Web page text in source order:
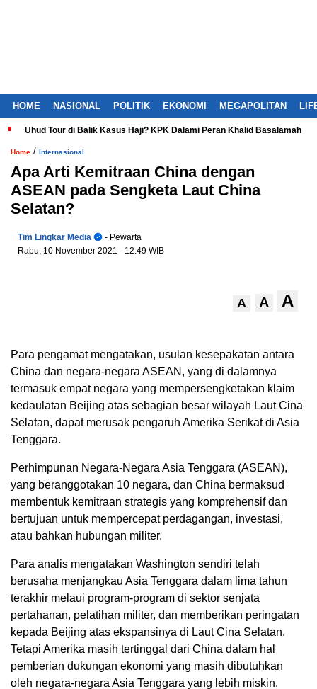
HOME NASIONAL POLITIK EKONOMI MEGAPOLITAN
Uhud Tour di Balik Kasus Haji? KPK Dalami Peran Khalid Basalamah
Home / Internasional
Apa Arti Kemitraan China dengan
ASEAN pada Sengketa Laut China
Selatan?
Tim Lingkar Media
- Pewarta
Rabu, 10 November 2021 - 12:49 WIB
A A A
Para pengamat mengatakan, usulan kesepakatan antara
China dan negara-negara ASEAN, yang di dalamnya
termasuk empat negara yang mempersengketakan klaim
kedaulatan Beijing atas sebagian besar wilayah Laut Cina
Selatan, dapat merusak pengaruh Amerika Serikat di Asia
Tenggara.
Perhimpunan Negara-Negara Asia Tenggara (ASEAN),
yang beranggotakan 10 negara, dan China bermaksud
membentuk kemitraan strategis yang komprehensif dan
bertujuan untuk mempercepat perdagangan, investasi,
atau bahkan hubungan militer.
Para analis mengatakan Washington sendiri telah
berusaha menjangkau Asia Tenggara dalam lima tahun
terakhir melaui program-program di sektor senjata
pertahanan, pelatihan militer, dan memberikan peringatan
kepada Beijing atas ekspansinya di Laut Cina Selatan.
Tetapi Amerika masih tertinggal dari China dalam hal
pemberian dukungan ekonomi yang masih dibutuhkan
oleh negara-negara Asia Tenggara yang lebih miskin.